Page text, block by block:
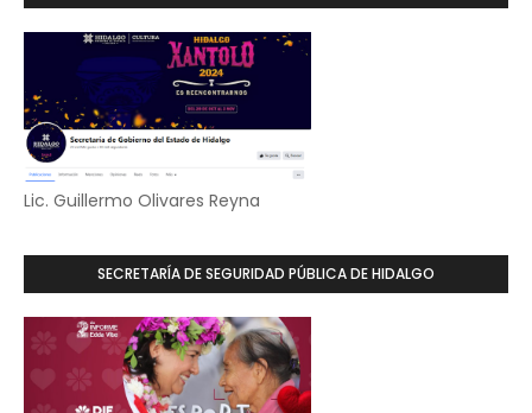
Lic. Guillermo Olivares Reyna
SECRETARÍA DE SEGURIDAD PÚBLICA DE HIDALGO